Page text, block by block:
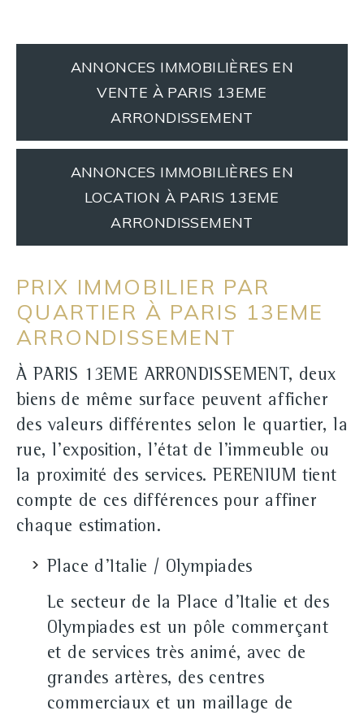
ANNONCES IMMOBILIÈRES EN
VENTE À PARIS 13EME
ARRONDISSEMENT
ANNONCES IMMOBILIÈRES EN
LOCATION À PARIS 13EME
ARRONDISSEMENT
PRIX IMMOBILIER PAR
QUARTIER À PARIS 13EME
ARRONDISSEMENT
À PARIS 13EME ARRONDISSEMENT, deux
biens de même surface peuvent afficher
des valeurs différentes selon le quartier, la
rue, l'exposition, l'état de l'immeuble ou
la proximité des services. PERENIUM tient
compte de ces différences pour affiner
chaque estimation.
Place d'Italie / Olympiades
Le secteur de la Place d'Italie et des
Olympiades est un pôle commerçant
et de services très animé, avec de
grandes artères, des centres
commerciaux et un maillage de